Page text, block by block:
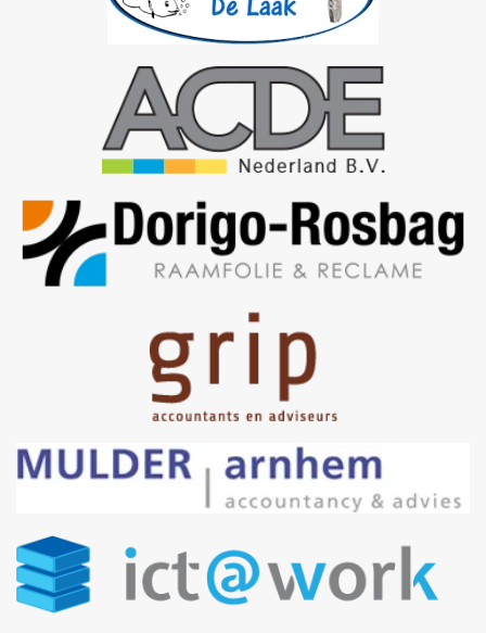
Bezoek site
Bezoek site
Bezoek
site
Bezoek site
Bezoek site